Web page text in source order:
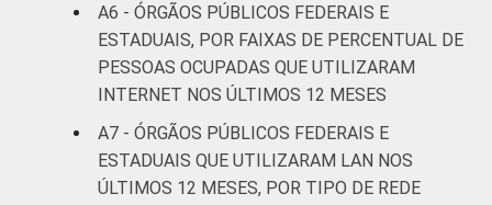
A6 - ÓRGÃOS PÚBLICOS FEDERAIS E
ESTADUAIS, POR FAIXAS DE PERCENTUAL DE
PESSOAS OCUPADAS QUE UTILIZARAM
INTERNET NOS ÚLTIMOS 12 MESES
A7 - ÓRGÃOS PÚBLICOS FEDERAIS E
ESTADUAIS QUE UTILIZARAM LAN NOS
ÚLTIMOS 12 MESES, POR TIPO DE REDE